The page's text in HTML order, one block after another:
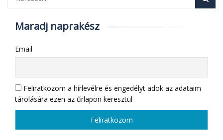
Maradj naprakész
Email
Feliratkozom a hírlevélre és engedélyt adok az adataim
tárolására ezen az űrlapon keresztül